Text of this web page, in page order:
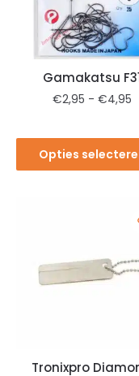
Gamakatsu
€2,95 - €4,95
Opties
Tronixpro